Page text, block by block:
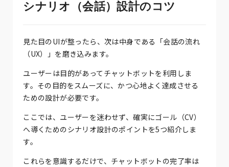
シナリオ（会話）設計のコツ
見た目のUIが整ったら、次は中身である「会話の流れ
（UX）」を磨き込みます。
ユーザーは目的があってチャットボットを利用しま
す。その目的をスムーズに、かつ心地よく達成させる
ための設計が必要です。
ここでは、ユーザーを迷わせず、確実にゴール（CV）
へ導くためのシナリオ設計のポイントを5つ紹介しま
す。
これらを意識するだけで、チャットボットの完了率は